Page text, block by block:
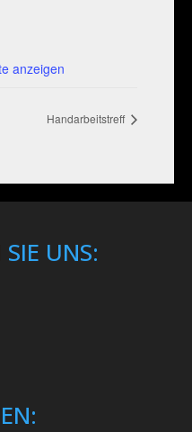
anzeigen
Handarbeitstreff
UNS: